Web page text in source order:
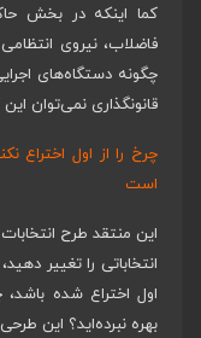
کما اینکه در بخش
فاضلاب، نیروی
چگونه دستگاه‌های
قانونگذاری نمی‌توان این
چرخ را از اول اختراع
است
این منتقد طرح
انتخاباتی را تغییر
اول اختراع شده باشد،
بهره نبرده‌اید؟ این